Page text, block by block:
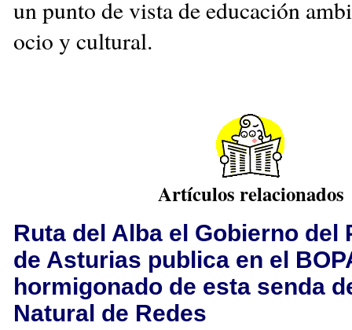
un punto de vista de educación
ocio y cultural.
Artículos relacionados
Ruta del Alba el Gobierno del
de Asturias publica en el
hormigonado de esta senda
Natural de Redes